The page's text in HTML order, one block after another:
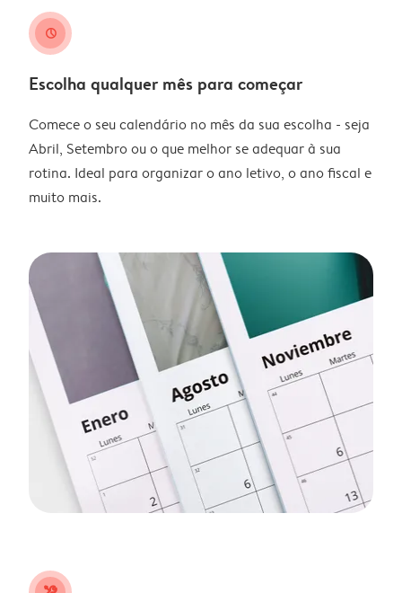
clock
Escolha qualquer mês para começar
Comece o seu calendário no mês da sua escolha - seja
Abril, Setembro ou o que melhor se adequar à sua
rotina. Ideal para organizar o ano letivo, o ano fiscal e
muito mais.